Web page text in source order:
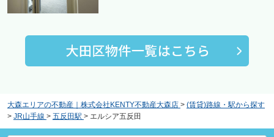
大森エリアの不動産｜株式会社KENTY不動産大森店 > (賃貸)路線・駅から探す
> JR山手線 > 五反田駅 > エルシア五反田